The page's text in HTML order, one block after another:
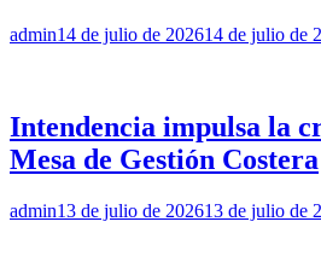
admin14 de julio de 202614 de julio de
Intendencia impulsa la
Mesa de Gestión Costera
admin13 de julio de 202613 de julio de